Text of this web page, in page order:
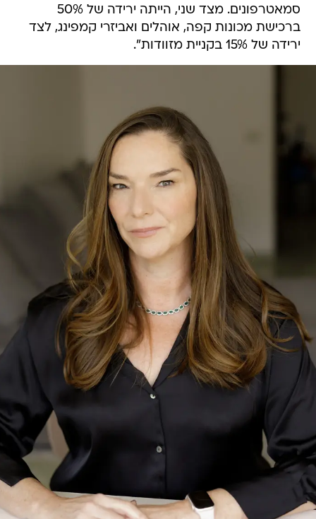
סמאטרפונים. מצד שני, הייתה ירידה של 50%
ברכישת מכונות קפה, אוהלים ואביזרי קמפינג, לצד
ירידה של 15% בקניית מזוודות".